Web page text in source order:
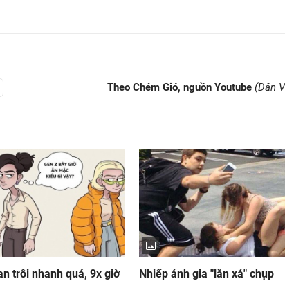
Theo Chém Gió, nguồn Youtube (Dân
trôi nhanh quá, 9x giờ
Nhiếp ảnh gia "lăn xả" chụp